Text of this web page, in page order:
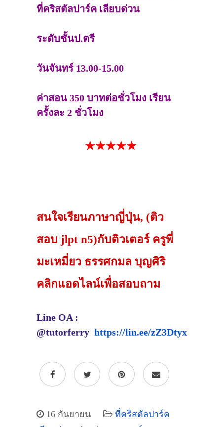
ที่คริสตัลปาร์ค เลียบด่วน
ระดับชั้นป.ตรี
วันจันทร์ 13.00-15.00
ค่าสอน 350 บาทต่อชั่วโมง เรียน
ครั้งละ 2 ชั่วโมง
★★★★★
สนใจเรียนภาษาญี่ปุ่น, (ติว
สอบ jlpt n5)กับติวเตอร์ ครูพี่
มะเหมี่ยว ธรรศกมล บุญศิริ
คลิกแอดไลน์เพื่อสอบถาม
Line OA :
@tutorferry https://lin.ee/zZ3Dtyx
16 กันยายน
ที่คริสตัลปาร์ค